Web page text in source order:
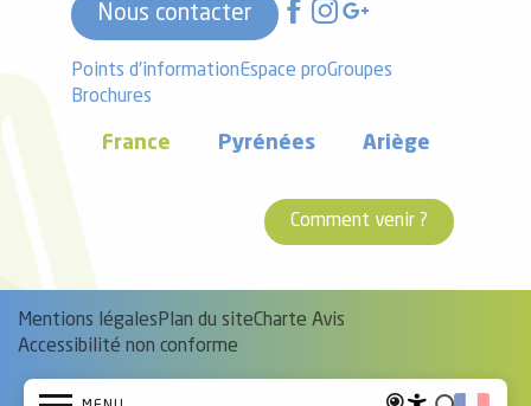
Nous contacter
Points d'informationEspace proGroupes
Brochures
France Pyrénées Ariège
Comment venir ?
Mentions légales Plan du siteCharte Avis
Accessibilité non conforme